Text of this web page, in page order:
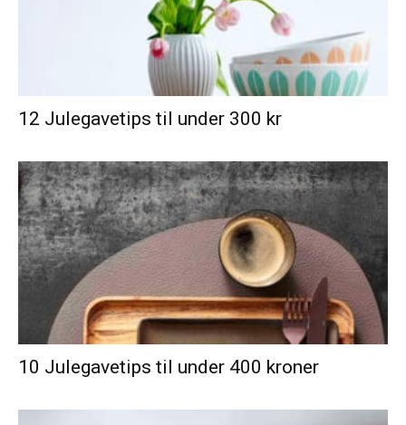
12 Julegavetips til under 300 kr
10 Julegavetips til under 400 kroner